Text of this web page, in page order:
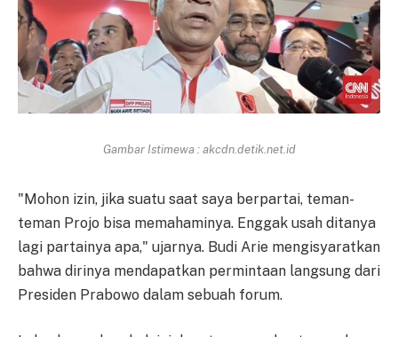
Gambar Istimewa : akcdn.detik.net.id
"Mohon izin, jika suatu saat saya berpartai, teman-
teman Projo bisa memahaminya. Enggak usah ditanya
lagi partainya apa," ujarnya. Budi Arie mengisyaratkan
bahwa dirinya mendapatkan permintaan langsung dari
Presiden Prabowo dalam sebuah forum.